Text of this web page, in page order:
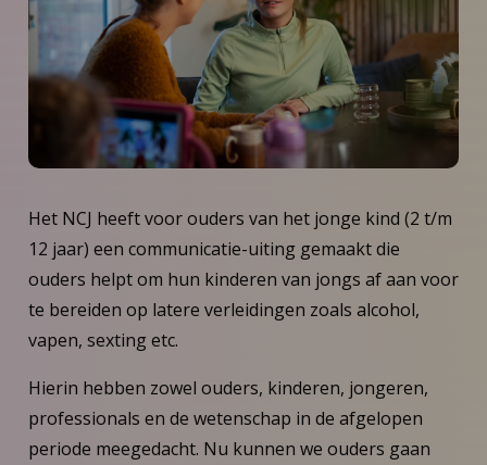
Het NCJ heeft voor ouders van het jonge kind (2 t/m
12 jaar) een communicatie-uiting gemaakt die
ouders helpt om hun kinderen van jongs af aan voor
te bereiden op latere verleidingen zoals alcohol,
vapen, sexting etc.
Hierin hebben zowel ouders, kinderen, jongeren,
professionals en de wetenschap in de afgelopen
periode meegedacht. Nu kunnen we ouders gaan